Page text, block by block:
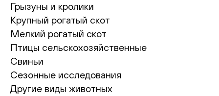
Грызуны и кролики
Крупный рогатый скот
Мелкий рогатый скот
Птицы сельскохозяйственные
Свиньи
Сезонные исследования
Другие виды животных